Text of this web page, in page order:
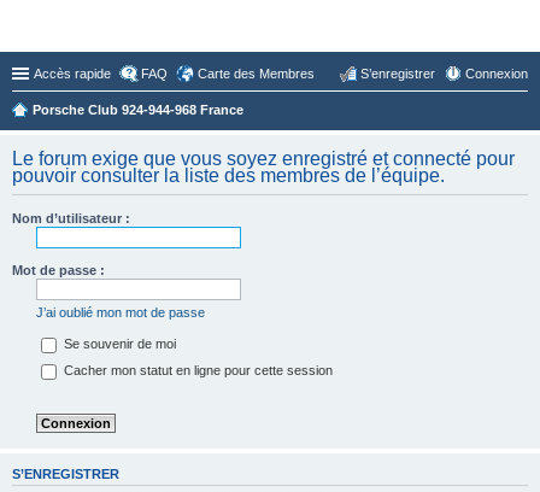
Accès rapide FAQ Carte des Membres Connexion
S’enregistrer
Porsche Club 924-944-968 France
Le forum exige que vous soyez enregistré et connecté pour
pouvoir consulter la liste des membres de l’équipe.
Nom d’utilisateur :
Mot de passe :
J’ai oublié mon mot de passe
Se souvenir de moi
Cacher mon statut en ligne pour cette session
S’ENREGISTRER